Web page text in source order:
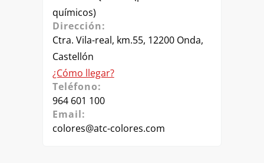
químicos)
Dirección:
Ctra. Vila-real, km.55, 12200 Onda,
Castellón
¿Cómo llegar?
Teléfono:
964 601 100
Email:
colores@atc-colores.com